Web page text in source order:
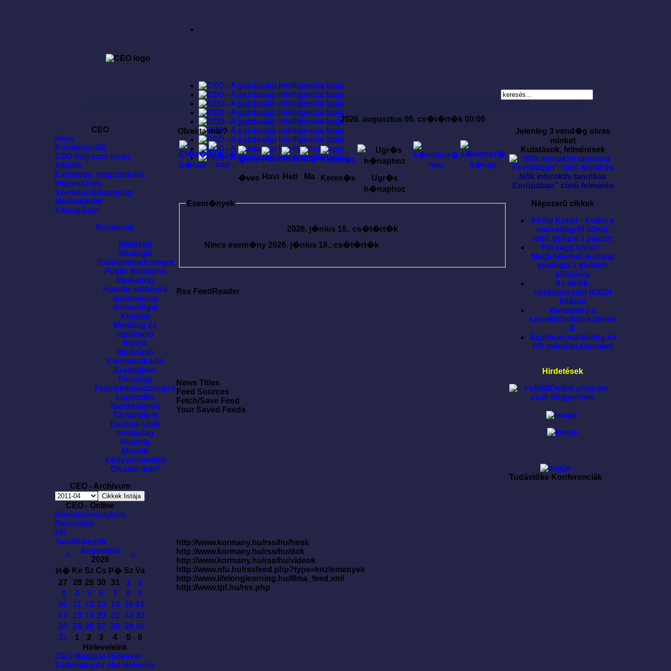
2026. augusztus 06. cs�t�rt�k 00:06
CEO
Hírek
Konferenciák
CEO Pályázati Iroda
Akciók
Elõfizetés, megrendelés
Impresszum
Szerkesztõbizottság
Médiaajánlat
Állásajánlat
Rovataink
Melléklet
Stratégia
Tudásmenedzsment
Public Relations
Marketing
Humán erõforrás
Információs
technológia
Kutatás
Minõség és
Innováció
Interjú
Motíváció
Kommunikáció
Eredetiben
Pénzügy
Projektmenedzsment
Logisztika
Gazdaság és
Társadalom
Európai Unió
Irodavilág
História
Mozaik
Könyvismertetõ
Olvasta már?
CEO - Archivum
CEO - Online
Rendezvényajánló
Recenziók
PR
Tanulmányok
<
Augusztus
2026
>
H� Ke Sz Cs P� Sz Va
27
28 29 30 31 1
2
3
4 5 6 7 8
9
10
11 12 13 14 15 16
17
18 19 20 21 22 23
24
25 26 27 28 29 30
31
1 2 3 4 5
6
Hírleveleink
CEO Magazin Hírlevele
Tudományos élet Hírlevele
Olvasta már?
�ves Havi Heti Ma Keres�s
Ugr�s
h�naphoz
Esem�nyek
2026. j�nius 18., cs�t�rt�k
Nincs esem�ny 2026. j�nius 18., cs�t�rt�k
Rss FeedReader
News Titles
Feed Sources
Fetch/Save Feed
Your Saved Feeds
http://www.kormany.hu/rss/hu/hirek
http://www.kormany.hu/rss/hu/dok
http://www.kormany.hu/rss/hu/videok
http://www.nfu.hu/rssfeed.php?type=kozlemenyek
http://www.lifelonglearning.hu/lllma_feed.xml
http://www.tpf.hu/rss.php
Jelenleg 3 vend�g olvas
minket
Kutatások, felmérések
Nõk interaktív tanulása
Európában” címû felmérés
Népszerû cikkek
Philip Kotler - Kotler a
marketingrõl Jönni,
látni, gyõzni a piacon
Fitt vagy szexi? -
Meghökkentõ európai
stratégia a globális
kihívásra
Az elnök-
vezérigazgató (CEO)
imázsa
Bevezetés a
személyzetfejlesztésbe
II.
Egyetemi marketing és
PR mérnöki szemmel
Hirdetések
Tudástõke Konferenciák